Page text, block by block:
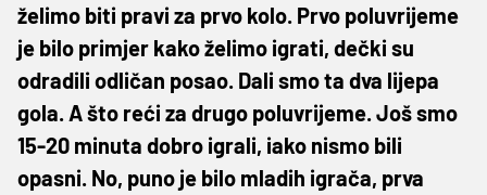
želimo biti pravi za prvo kolo. Prvo poluvrijeme
je bilo primjer kako želimo igrati, dečki su
odradili odličan posao. Dali smo ta dva lijepa
gola. A što reći za drugo poluvrijeme. Još smo
15-20 minuta dobro igrali, iako nismo bili
opasni. No, puno je bilo mladih igrača, prva